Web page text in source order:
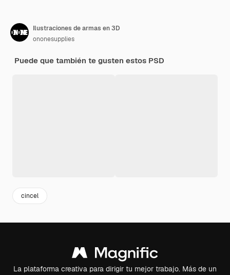
Ilustraciones de armas en 3D
ononesupplies
Puede que también te gusten estos PSD
cincel
La plataforma creativa para dirigir tu mejor trabajo. Más de un